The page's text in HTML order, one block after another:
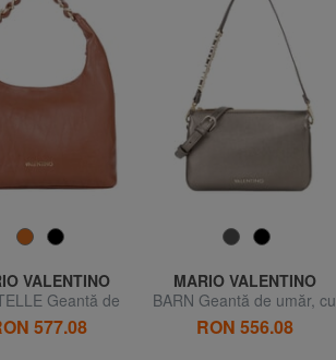
VALENTINO
Geantă de
cu manșetă
577.08
MARIO VALENTINO
BARN Geantă de umăr, cu
curea de umăr
RON 556.08